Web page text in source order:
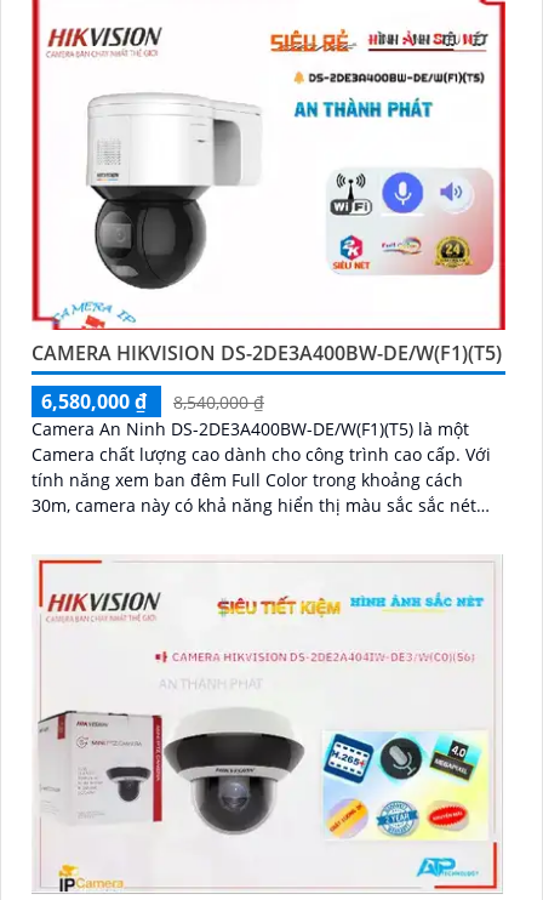
chúng tôi!
Hi vọng bạn sẽ tìm thấy mẫu văn bản này phát huy
được nhiều tính năng. Nếu cần thêm sự hỗ trợ, đừng
ngần ngại để lại câu hỏi Cung cấp cho công trình!
CAMERA HIKVISION DS-2DE3A400BW-DE/W(F1)(T5)
6,580,000 ₫
8,540,000 ₫
Camera An Ninh DS-2DE3A400BW-DE/W(F1)(T5) là một
Camera chất lượng cao dành cho công trình cao cấp. Với
tính năng xem ban đêm Full Color trong khoảng cách
30m, camera này có khả năng hiển thị màu sắc sắc nét